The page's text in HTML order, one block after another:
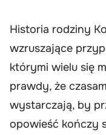
Historia rodziny
wzruszające
którymi wielu się
prawdy, że
wystarczają, by
opowieść kończy